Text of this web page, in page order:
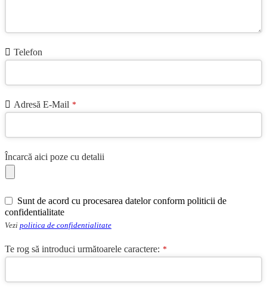
Telefon
Adresă E-Mail *
Company
Name
Încarcă aici poze cu detalii
Sunt de acord cu procesarea datelor conform politicii de
confidentialitate
Vezi politica de confidentialitate
Te rog să introduci următoarele caractere: *